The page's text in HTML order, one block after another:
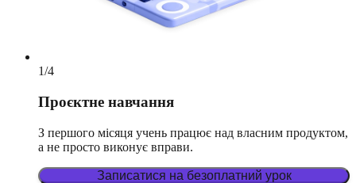
1/4
Проєктне навчання
З першого місяця учень працює над власним продуктом,
а не просто виконує вправи.
Записатися на безоплатний урок